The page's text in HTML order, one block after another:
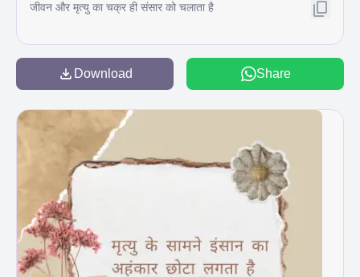
जीवन और मृत्यु का चक्र ही संसार को चलाता है
Download Share